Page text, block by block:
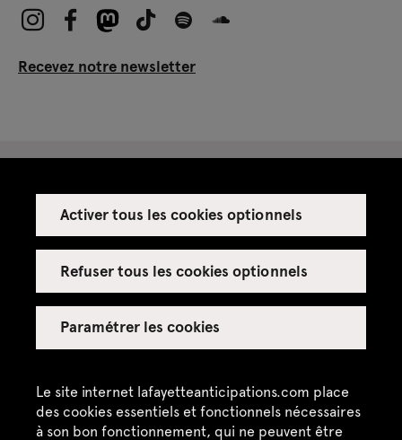
Le site internet lafayetteanticipations.com place
des cookies essentiels et fonctionnels nécessaires
à son bon fonctionnement, qui ne peuvent être
Activer tous les cookies optionnels
Refuser tous les cookies optionnels
Paramétrer les cookies
Recevez notre newsletter
Espace presse
Espace enseignant·es
Espace privatisations
Crédits
Mentions légales
Politique de confidentialité